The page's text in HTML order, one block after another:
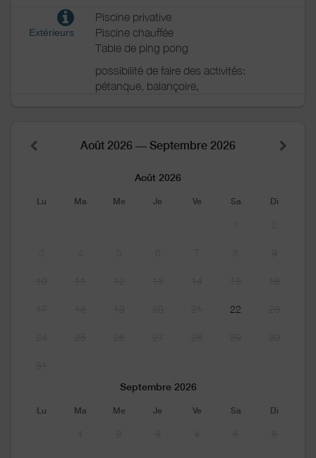
Extérieurs
Piscine privative
Piscine chauffée
Table de ping pong
possibilité de faire des activités:
pétanque, balançoire,
Août 2026 — Septembre 2026
Août 2026
Lu Ma Me Je Ve Sa Di
22
Septembre 2026
Lu Ma Me Je Ve Sa Di